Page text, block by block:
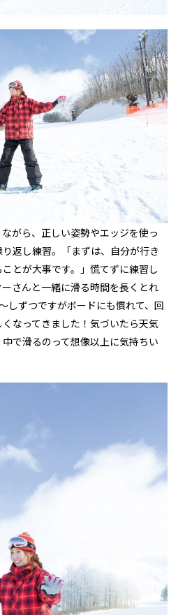
がら、正しい姿勢やエッジを使っ
返し練習。「まずは、自分が行き
とが大事です。」慌てずに練習し
さんと一緒に滑る時間を長くとれ
しずつですがボードにも慣れて、回
なってきました！気づいたら天気
で滑るのって想像以上に気持ちい